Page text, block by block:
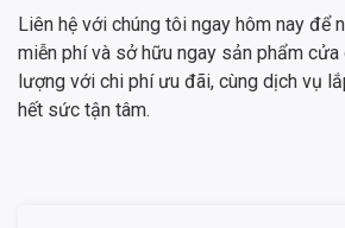
Liên hệ với chúng tôi ngay hôm nay để
miễn phí và sở hữu ngay sản phẩm
lượng với chi phí ưu đãi, cùng dịch vụ
hết sức tận tâm.